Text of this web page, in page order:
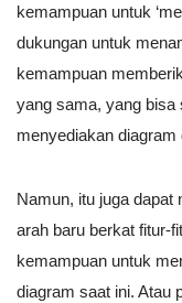
kemampuan untuk
dukungan untuk
kemampuan
yang sama, yang bisa
menyediakan
Namun, itu juga dapat
arah baru berkat fitur-
kemampuan untuk
diagram saat ini. Atau